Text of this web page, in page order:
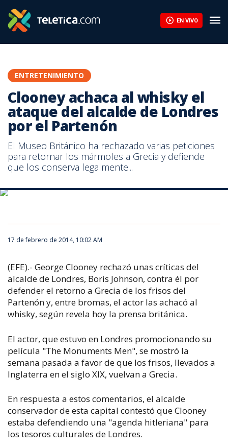
EN VIVO
ENTRETENIMIENTO
Clooney achaca al whisky el
ataque del alcalde de Londres
por el Partenón
El Museo Británico ha rechazado varias peticiones
para retornar los mármoles a Grecia y defiende
que los conserva legalmente...
El Museo Británico ha rechazado varias peticiones para retornar
17 de febrero de 2014, 10:02 AM
(EFE).- George Clooney rechazó unas críticas del
alcalde de Londres, Boris Johnson, contra él por
defender el retorno a Grecia de los frisos del
Partenón y, entre bromas, el actor las achacó al
whisky, según revela hoy la prensa británica.
El actor, que estuvo en Londres promocionando su
película "The Monuments Men", se mostró la
semana pasada a favor de que los frisos, llevados a
Inglaterra en el siglo XIX, vuelvan a Grecia.
En respuesta a estos comentarios, el alcalde
conservador de esta capital contestó que Clooney
estaba defendiendo una "agenda hitleriana" para
los tesoros culturales de Londres.